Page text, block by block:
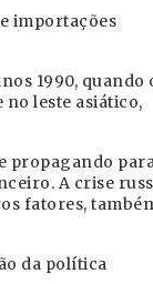
importações
1990, quando
leste asiático,
propagando
A crise
fatores,
da política